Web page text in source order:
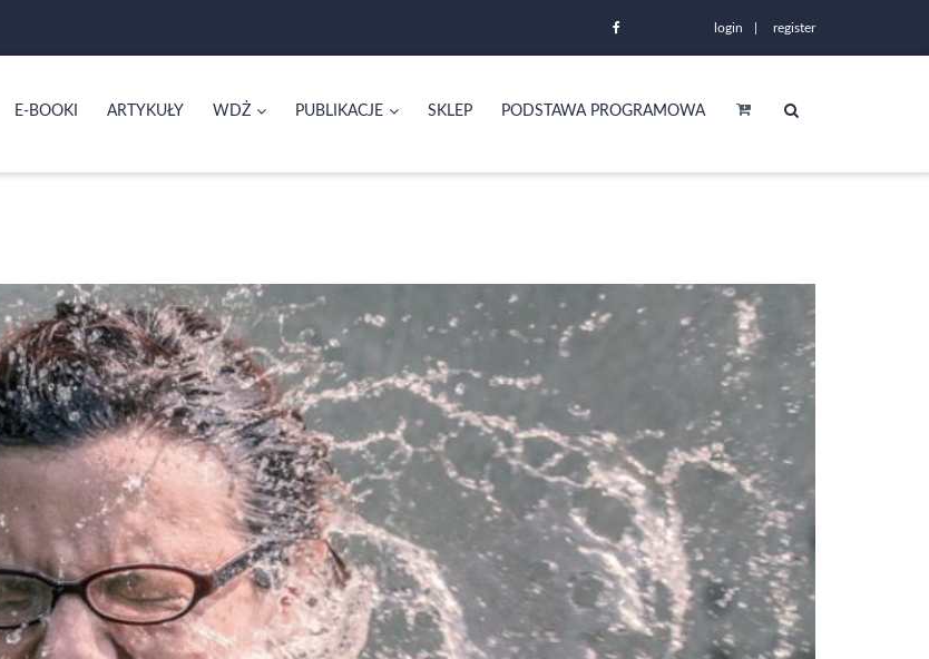
login register
E-BOOKI ARTYKUŁY WDŻ PUBLIKACJE SKLEP PODSTAWA PROGRAMOWA